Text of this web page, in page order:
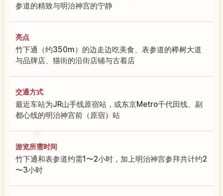
参道的精致与明治神宫的宁静
亮点
竹下通（约350m）的边走边吃美食、表参道的榉树大道
与品牌店、猫街的沿街店铺与古着店
交通方式
最近车站为JR山手线原宿站，或东京Metro千代田线、副
都心线的明治神宫前（原宿）站
游览所需时间
竹下通和表参道约需1〜2小时，加上明治神宫参拜共计约2
〜3小时